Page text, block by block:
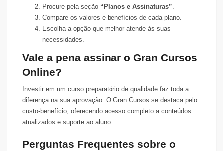
Procure pela seção “Planos e Assinaturas”
Compare os valores e benefícios de cada plano.
Escolha a opção que melhor atende às suas
necessidades.
Vale a pena assinar o Gran Cursos
Online?
Investir em um curso preparatório de qualidade faz toda a
diferença na sua aprovação. O Gran Cursos se destaca pelo
custo-benefício, oferecendo acesso completo a conteúdos
atualizados e suporte ao aluno.
Perguntas Frequentes sobre o